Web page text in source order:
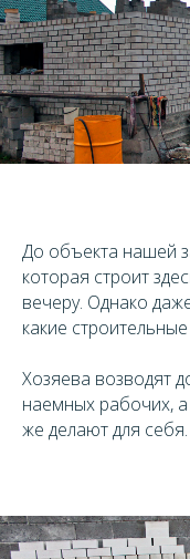
До объекта нашей
которая строит
вечеру. Однако
какие
Хозяева возводят
наемных рабочих,
же делают для себя.